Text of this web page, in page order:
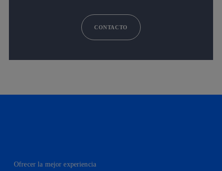
CONTACTO
Ofrecer la mejor experiencia